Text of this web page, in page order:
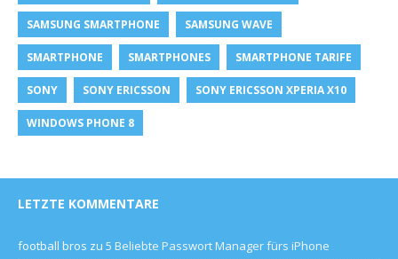
SAMSUNG SMARTPHONE SAMSUNG WAVE
SMARTPHONE SMARTPHONES SMARTPHONE TARIFE
SONY SONY ERICSSON SONY ERICSSON XPERIA X10
WINDOWS PHONE 8
LETZTE KOMMENTARE
football bros zu 5 Beliebte Passwort Manager fürs iPhone